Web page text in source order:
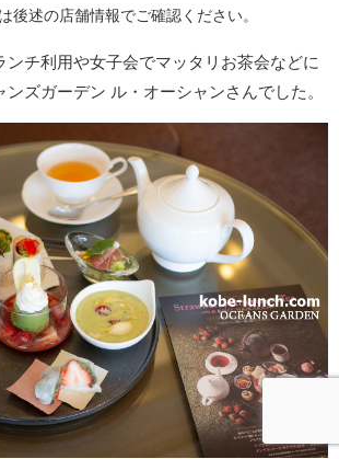
後述の店舗情報でご確認ください。
ンチ利用や女子会でマッタリお茶会などに
ンズガーデン ル・オーシャンさんでした。